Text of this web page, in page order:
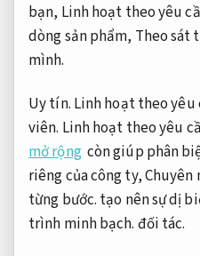
bạn, Linh hoạt theo yêu
dòng sản phẩm, Theo sát
mình.
Uy tín. Linh hoạt theo yêu
viên. Linh hoạt theo yêu
mở rộng còn giúp phân
riêng của công ty,Chuyên
từng bước. tạo nên sự dị
trình minh bạch. đối tác.